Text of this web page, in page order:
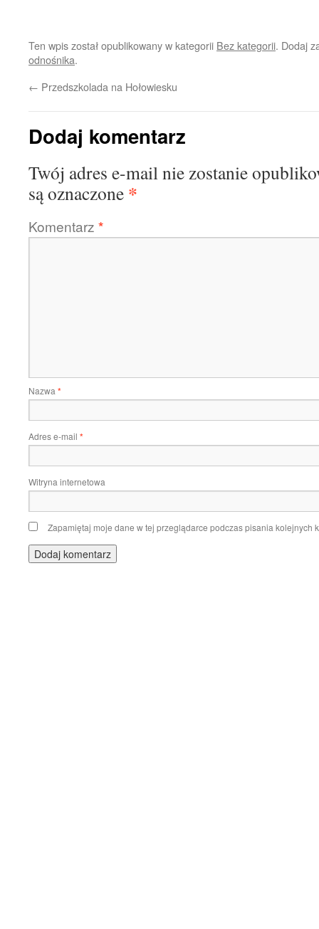
Ten wpis został opublikowany w kategorii Bez kategorii. Dodaj
odnośnika.
← Przedszkolada na Hołowiesku
Dodaj komentarz
Twój adres e-mail nie zostanie
są oznaczone *
Komentarz *
Nazwa *
Adres e-mail *
Witryna internetowa
Zapamiętaj moje dane w tej przeglądarce podczas pisania kolejnych